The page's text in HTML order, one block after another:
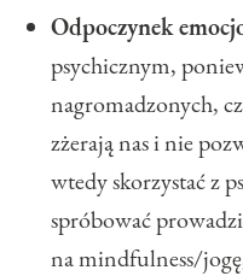
Odpoczynek
psychicznym,
nagromadzonych,
zżerają nas i nie
wtedy skorzystać z
spróbować
na mindfulness/